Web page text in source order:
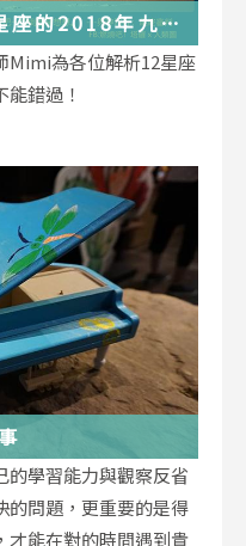
的2018年九月
Mimi為各位解析12星座
錯過！
的學習能力與觀察反省
的問題，更重要的是得
才能在對的時間遇到貴